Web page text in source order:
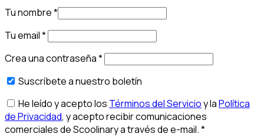
Tu nombre*
Tu email*
Crea una contraseña*
Suscríbete a nuestro boletín
He leído y acepto los Términos del Servicioy laPolítica
de Privacidad, y acepto recibir comunicaciones
comerciales de Scoolinary a través de e-mail.*